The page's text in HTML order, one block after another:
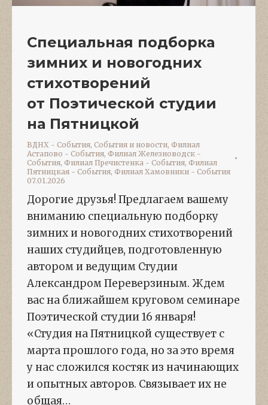
Специальная подборка
зимних и новогодних
стихотворений
от Поэтической студии
на Пятницкой
ВДНХ - События, События и новости, Филиал
Астапово - События, Филиал Железноводск -
События, Филиал Пречистенка - События, Филиал
Пятницкая - События, Филиал Хамовники - События
07.01.2026
Дорогие друзья! Предлагаем вашему
вниманию специальную подборку
зимних и новогодних стихотворений
наших студийцев, подготовленную
автором и ведущим Студии
Александром Переверзиным. Ждем
вас на ближайшем круговом семинаре
Поэтической студии 16 января!
«Студия на Пятницкой существует с
марта прошлого года, но за это время
у нас сложился костяк из начинающих
и опытных авторов. Связывает их не
общая…